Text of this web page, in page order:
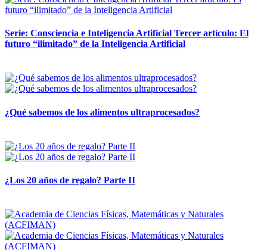
Serie: Consciencia e Inteligencia Artificial Tercer artículo: El
futuro “ilimitado” de la Inteligencia Artificial
¿Qué sabemos de los alimentos ultraprocesados?
¿Los 20 años de regalo? Parte II